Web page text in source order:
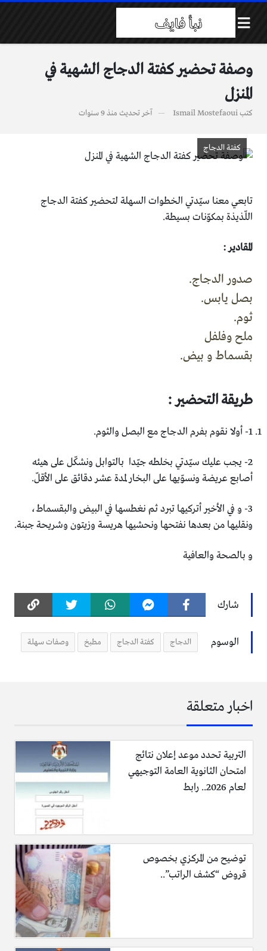
وصفة تحضير كفتة الدجاج الشهية في
المنزل
كتبIsmail Mostefaoui آخر تحديث منذ 9 سنوات
كفتة الدجاج
تابعي معنا سيّدتي الخطوات السهلة لتحضير كفتة الدجاج
اللّذيذة بمكوّنات بسيطة.
المقادير :
صدور الدجاج.
بصل يابس.
ثوم.
ملح وفلفل
بقسماط و بيض.
طريقة التحضير :
1- أولا نقوم بفرم الدجاج مع البصل والثوم.
2- يجب عليك سيّدتي بخلطه جيّدا بالتوابل ونشكّل على هيئه
أصابع عريضة ونسوّيها على البخار لمدة عشر دقائق على الأقلّ.
3- و في الأخير أتركيها تبرد ثم نغطسها في البيض والبقسماط،
ونقليها من بعدها نفتحها ونحشيها هريسة وزيتون وشريحة جبنة.
و بالصحة والعافية
شارك
الوسوم الدجاج كفتة الدجاج مطبخ وصفات سهلة
اخبار متعلقة
التربية تحدد موعد إعلان نتائج
امتحان الثانوية العامة التوجيهي
لعام 2026.. رابط
توضيح من المركزي بخصوص
قروض “كشف الراتب”..